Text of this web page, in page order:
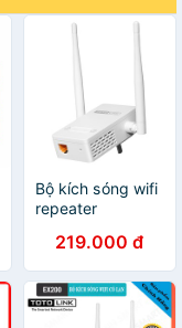
Bộ kích sóng wifi
repeater
Totolink
EX200,cục hút
wifi
219.000 đ